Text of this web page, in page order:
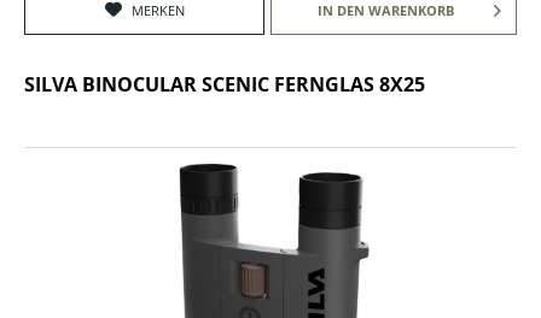
MERKEN IN DEN WARENKORB
SILVA BINOCULAR SCENIC FERNGLAS 8X25